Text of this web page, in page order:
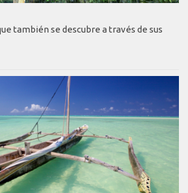
también se descubre a través de sus